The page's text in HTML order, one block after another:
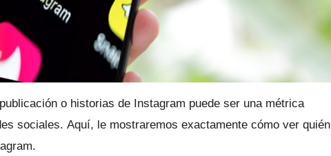
o historias de Instagram puede ser una métrica
sociales. Aquí, le mostraremos exactamente cómo ver quién